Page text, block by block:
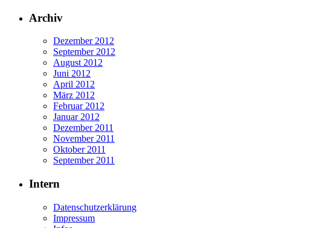
Archiv
Dezember 2012
September 2012
August 2012
Juni 2012
April 2012
März 2012
Februar 2012
Januar 2012
Dezember 2011
November 2011
Oktober 2011
September 2011
Intern
Datenschutzerklärung
Impressum